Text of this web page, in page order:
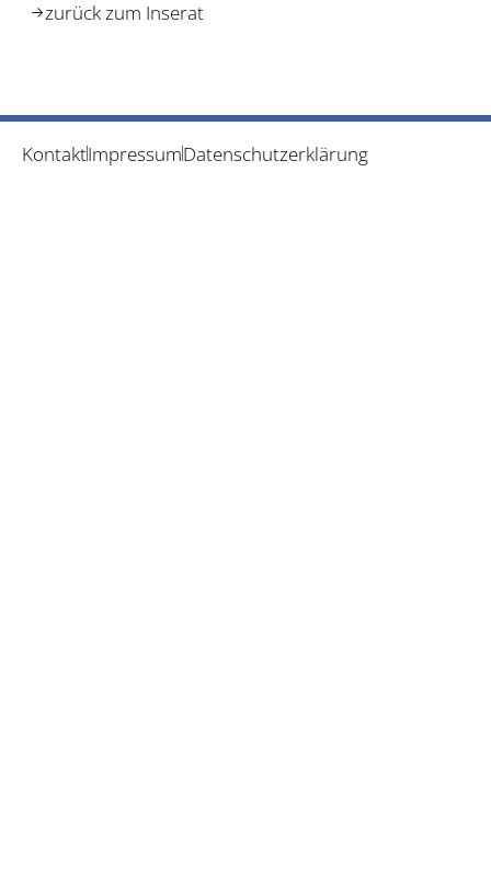
zurück zum Inserat
KontaktImpressumDatenschutzerklärung